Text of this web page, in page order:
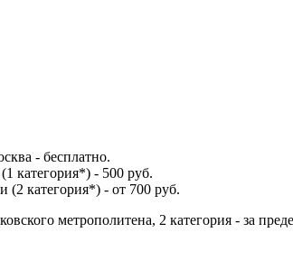
- бесплатно.
категория*) - 500 руб.
(2 категория*) - от 700 руб.
метрополитена, 2 категория - за